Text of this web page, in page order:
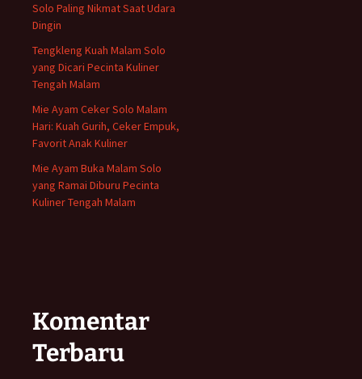
Solo Paling Nikmat Saat Udara
Dingin
Tengkleng Kuah Malam Solo
yang Dicari Pecinta Kuliner
Tengah Malam
Mie Ayam Ceker Solo Malam
Hari: Kuah Gurih, Ceker Empuk,
Favorit Anak Kuliner
Mie Ayam Buka Malam Solo
yang Ramai Diburu Pecinta
Kuliner Tengah Malam
Komentar
Terbaru